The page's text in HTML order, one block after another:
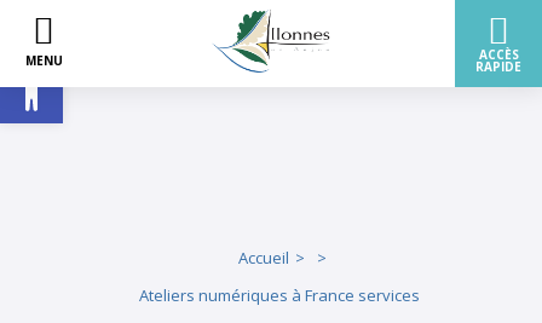
Ouvrir la barre d’outils
Accueil
Ateliers numériques à France services